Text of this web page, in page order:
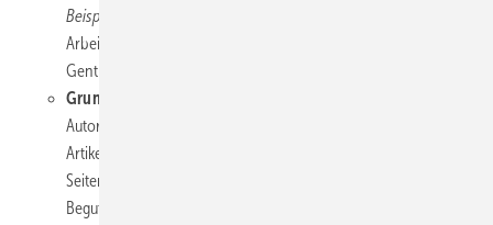
Beispiel:
Arbeitsmedizin – Handbuch für Theorie und Praxis. Stuttgart:
Gentner Verlag.
Grundform Zeitschrift
Autor, A. A., Autor, B. B. & Autor, C. C. (Jahreszahl). Titel des
Artikels. Titel der Zeitschrift, Ausgabe,
Seitenzahl.
Begutachtung der Leberlebendspende in der gesetzlichen